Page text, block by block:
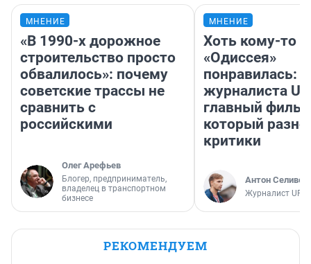
МНЕНИЕ
«В 1990-х дорожное
строительство просто
обвалилось»: почему
советские трассы не
сравнить с
российскими
Олег Арефьев
Блогер, предприниматель,
владелец в транспортном
бизнесе
МНЕНИЕ
Хоть кому-то
«Одиссея»
понравилась:
журналиста
главный
который
критики
Антон
Журналист
РЕКОМЕНДУЕМ